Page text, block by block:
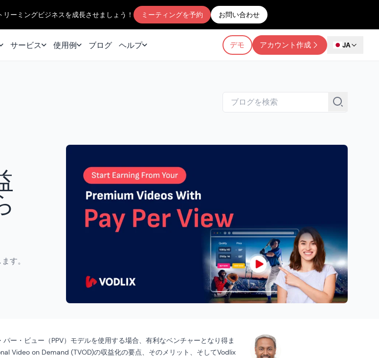
ーミングビジネスを成長させましょう！ ミーティングを予約 お問い合わせ
サービス 使用例 ブログ ヘルプ デモ アカウント作成 JA
す。
ー・ビュー（PPV）モデルを使用する場合、有利なベンチャーとなり得ま
Video on Demand (TVOD)の収益化の要点、そのメリット、そしてVodlix